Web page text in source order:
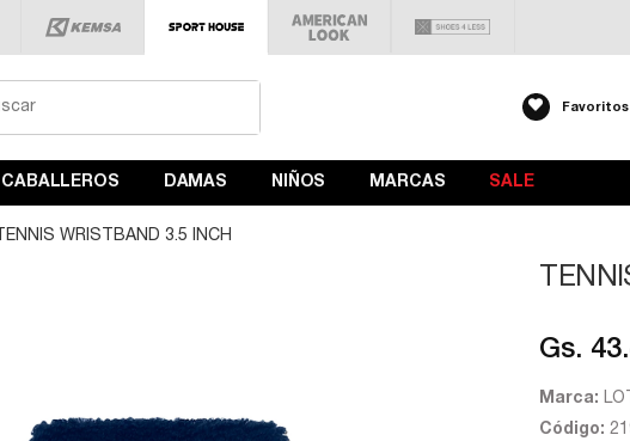
Favoritos
CABALLEROS DAMAS NIÑOS MARCAS SALE
WRISTBAND 3.5 INCH
Gs.
Marca:
Código: